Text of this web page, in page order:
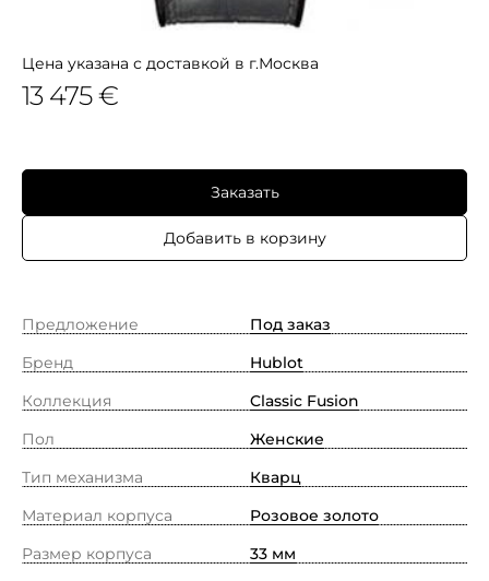
Цена указана с доставкой в г.Москва
13 475 €
Заказать
Добавить в корзину
Предложение
Под заказ
Бренд
Hublot
Коллекция
Classic Fusion
Пол
Женские
Тип механизма
Кварц
Материал корпуса
Pозовое золото
Размер корпуса
33 мм